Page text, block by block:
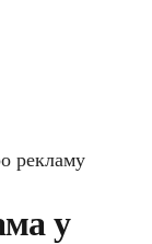
рекламу
у